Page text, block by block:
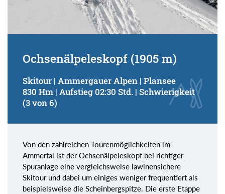
Ochsenälpeleskopf (1905 m)
Skitour | Ammergauer Alpen | Plansee
830 Hm | Aufstieg 02:30 Std. | Schwierigkeit
(3 von 6)
Von den zahlreichen Tourenmöglichkeiten im
Ammertal ist der Ochsenälpeleskopf bei richtiger
Spuranlage eine vergleichsweise lawinensichere
Skitour und dabei um einiges weniger frequentiert als
beispielsweise die Scheinbergspitze. Die erste Etappe